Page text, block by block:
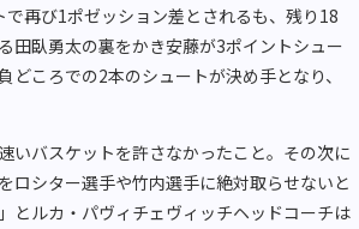
再び1ポゼッション差とされるも、残り18
田臥勇太の裏をかき安藤が3ポイントシュー
どころでの2本のシュートが決め手となり、
いバスケットを許さなかったこと。その次に
ロシター選手や竹内選手に絶対取らせないと
とルカ・パヴィチェヴィッチヘッドコーチは